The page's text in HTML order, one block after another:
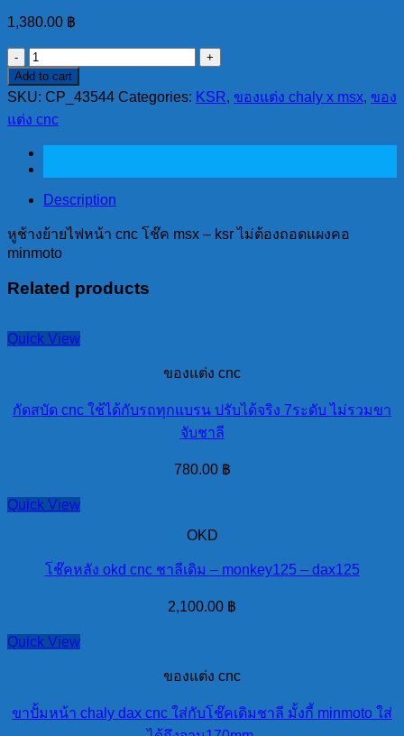
1,380.00 ฿
หูช้าง
ย้าย
ไฟ
หน้า
cnc
โช๊ค
-
40-
41mm.
ต้อง
แผงคอ
Add to cart
SKU: CP_43544 Categories: KSR, ของแต่ง chaly x msx, ของ
แต่ง cnc
Description
หูช้างย้ายไฟหน้า cnc โช๊ค msx – ksr ไม่ต้องถอดแผงคอ
minmoto
Related products
Quick View
ของแต่ง cnc
กัดสบัด cnc ใช้ได้กับรถทุกแบรน ปรับได้จริง 7ระดับ ไม่รวมขา
จับชาลี
780.00 ฿
Quick View
OKD
โช๊คหลัง okd cnc ชาลีเดิม – monkey125 – dax125
2,100.00 ฿
Quick View
ของแต่ง cnc
ขาปั้มหน้า chaly dax cnc ใส่กับโช๊คเดิมชาลี มั้งกี้ minmoto ใส่